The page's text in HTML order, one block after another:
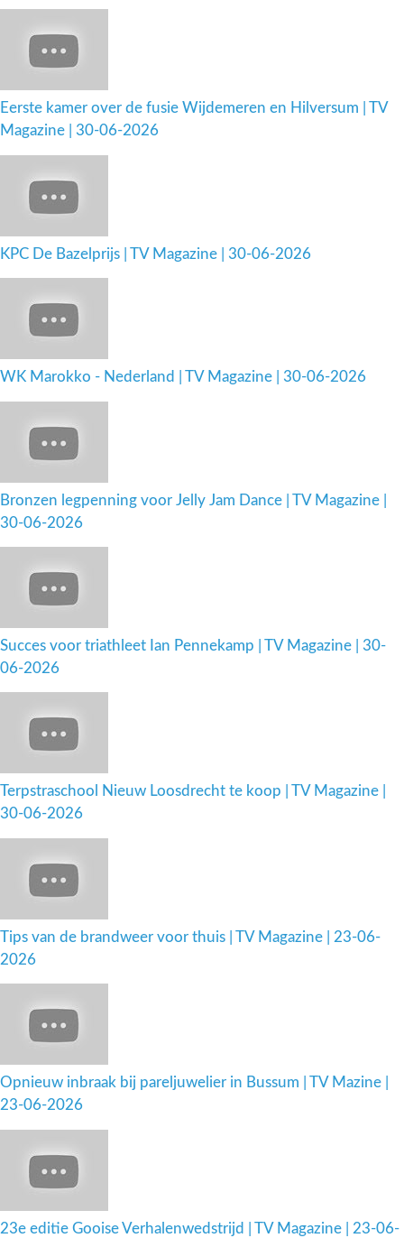
Eerste kamer over de fusie Wijdemeren en Hilversum | TV
Magazine | 30-06-2026
KPC De Bazelprijs | TV Magazine | 30-06-2026
WK Marokko - Nederland | TV Magazine | 30-06-2026
Bronzen legpenning voor Jelly Jam Dance | TV Magazine |
30-06-2026
Succes voor triathleet Ian Pennekamp | TV Magazine | 30-
06-2026
Terpstraschool Nieuw Loosdrecht te koop | TV Magazine |
30-06-2026
Tips van de brandweer voor thuis | TV Magazine | 23-06-
2026
Opnieuw inbraak bij pareljuwelier in Bussum | TV Mazine |
23-06-2026
23e editie Gooise Verhalenwedstrijd | TV Magazine | 23-06-